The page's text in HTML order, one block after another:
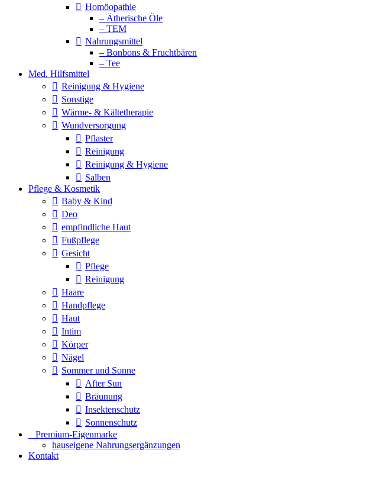
Homöopathie
– Ätherische Öle
– TEM
Nahrungsmittel
– Bonbons & Fruchtbären
– Tee
Med. Hilfsmittel
Reinigung & Hygiene
Sonstige
Wärme- & Kältetherapie
Wundversorgung
Pflaster
Reinigung
Reinigung & Hygiene
Salben
Pflege & Kosmetik
Baby & Kind
Deo
empfindliche Haut
Fußpflege
Gesicht
Pflege
Reinigung
Haare
Handpflege
Haut
Intim
Körper
Nägel
Sommer und Sonne
After Sun
Bräunung
Insektenschutz
Sonnenschutz
⠀​Premium-Eigenmarke
hauseigene Nahrungsergänzungen
Kontakt